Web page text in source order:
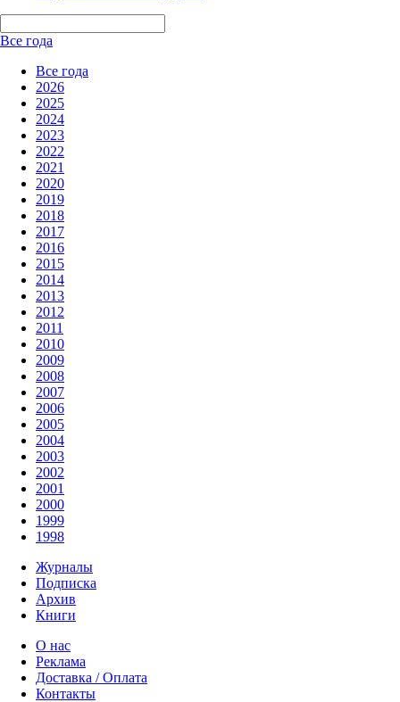
Все года
Все года
2026
2025
2024
2023
2022
2021
2020
2019
2018
2017
2016
2015
2014
2013
2012
2011
2010
2009
2008
2007
2006
2005
2004
2003
2002
2001
2000
1999
1998
Журналы
Подписка
Архив
Книги
О нас
Реклама
Доставка / Оплата
Контакты